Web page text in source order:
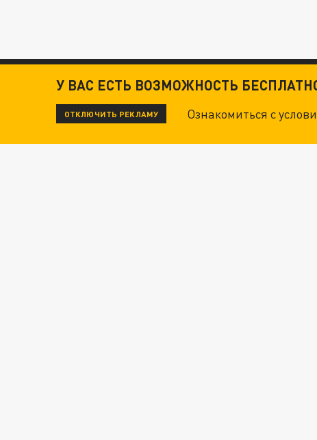
У ВАС ЕСТЬ ВОЗМОЖНОСТЬ
ОТКЛЮЧИТЬ РЕКЛАМУ Ознакомиться с